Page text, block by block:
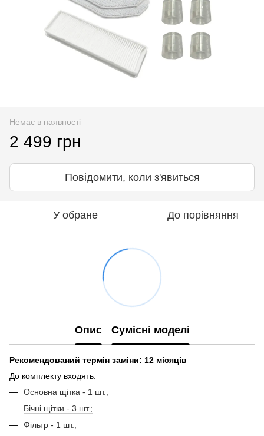
Немає в наявності
2 499 грн
Повідомити, коли з'явиться
У обране До порівняння
Опис Сумісні моделі
Рекомендований термін заміни: 12 місяців
До комплекту входять:
Основна щітка - 1 шт.;
Бічні щітки - 3 шт.;
Фільтр - 1 шт.;